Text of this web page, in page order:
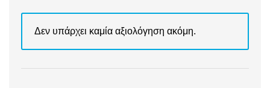
Δεν υπάρχει καμία αξιολόγηση ακόμη.